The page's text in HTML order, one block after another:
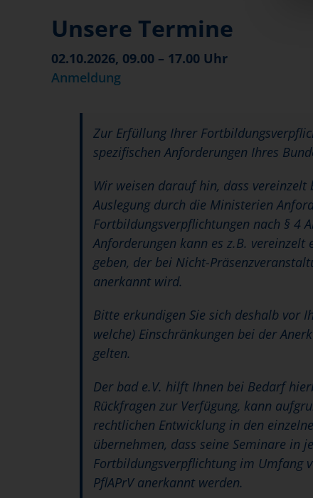
Unsere Termine
02.10.2026, 09.00 – 17.00 Uhr
Anmeldung
Zur Erfüllung Ihrer
spezifischen Anforderungen Ihres
Wir weisen darauf hin, dass vereinzelt
Auslegung durch die Ministerien
Fortbildungsverpflichtungen nach § 4
Anforderungen kann es z.B. vereinzelt
geben, der bei Nicht-
anerkannt wird.
Bitte erkundigen Sie sich deshalb vor
welche) Einschränkungen bei der
gelten.
Der bad e.V. hilft Ihnen bei Bedarf
Rückfragen zur Verfügung, kann
rechtlichen Entwicklung in den
übernehmen, dass seine Seminare in
Fortbildungsverpflichtung im Umfang
PflAPrV anerkannt werden.